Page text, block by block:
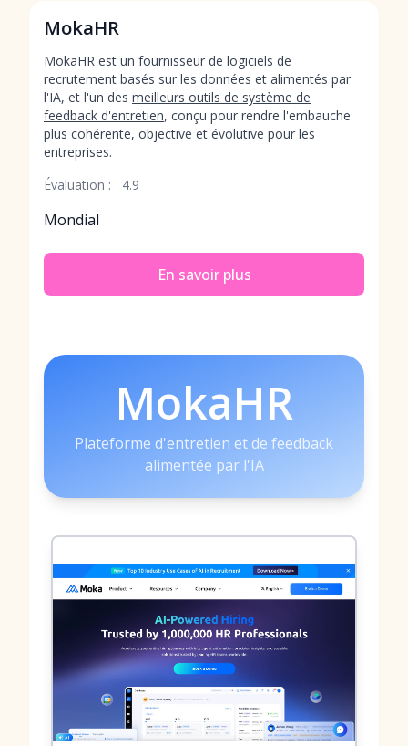
MokaHR
MokaHR est un fournisseur de logiciels de
recrutement basés sur les données et alimentés par
l'IA, et l'un des meilleurs outils de système de
feedback d'entretien, conçu pour rendre l'embauche
plus cohérente, objective et évolutive pour les
entreprises.
Évaluation :
4.9
Mondial
En savoir plus
MokaHR
Plateforme d'entretien et de feedback
alimentée par l'IA